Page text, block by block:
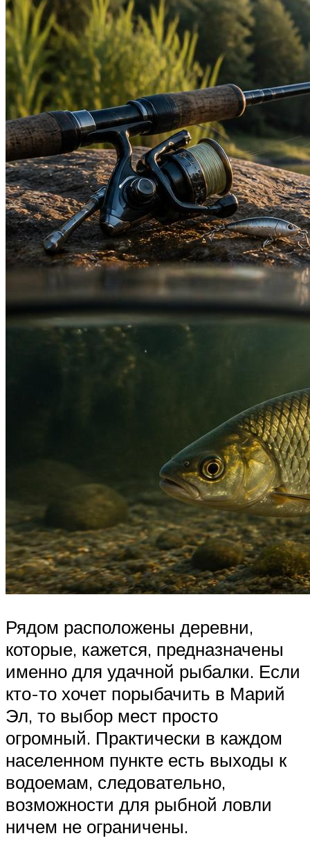
Рядом расположены деревни,
которые, кажется, предназначены
именно для удачной рыбалки. Если
кто-то хочет порыбачить в Марий
Эл, то выбор мест просто
огромный. Практически в каждом
населенном пункте есть выходы к
водоемам, следовательно,
возможности для рыбной ловли
ничем не ограничены.